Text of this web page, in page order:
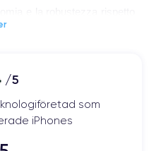
iconico derivato da
e Stili Fotografici, rese
al preordine l’11 marzo
/5
som
iPhones